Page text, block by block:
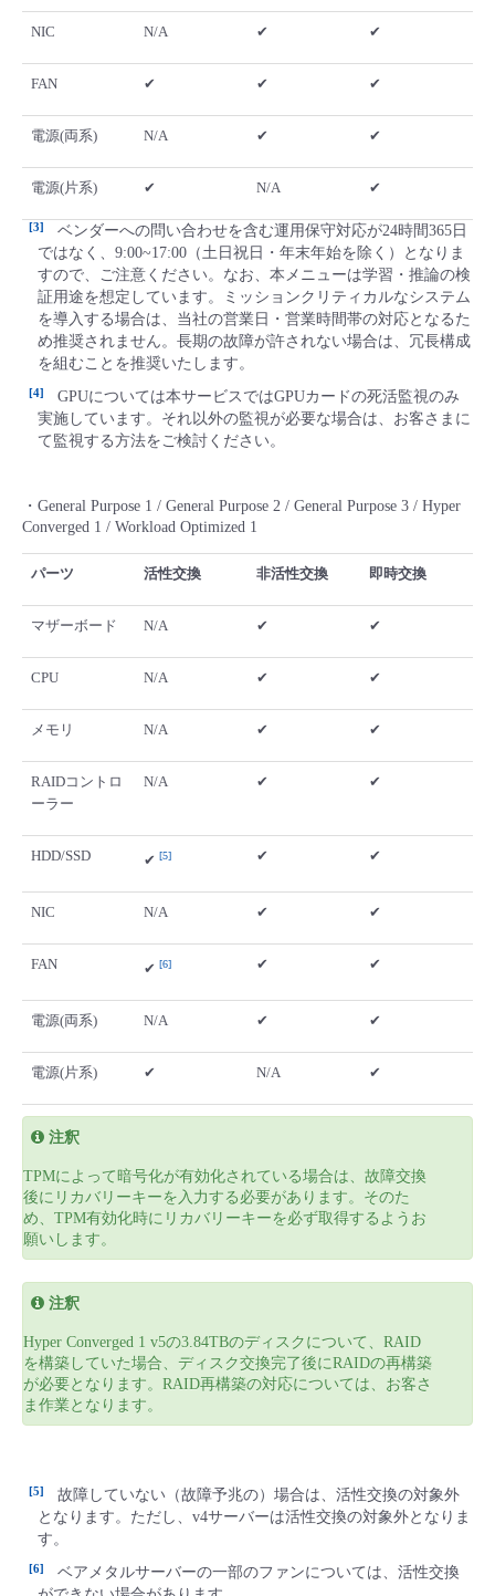
NIC N/A ✔ ✔
FAN ✔ ✔ ✔
電源(両系) N/A ✔ ✔
電源(片系) ✔ N/A ✔
3
ベンダーへの問い合わせを含む運用保守対応が24時間365日
ではなく、9:00~17:00（土日祝日・年末年始を除く）となりま
すので、ご注意ください。なお、本メニューは学習・推論の検
証用途を想定しています。ミッションクリティカルなシステム
を導入する場合は、当社の営業日・営業時間帯の対応となるた
め推奨されません。長期の故障が許されない場合は、冗長構成
を組むことを推奨いたします。
4
GPUについては本サービスではGPUカードの死活監視のみ
実施しています。それ以外の監視が必要な場合は、お客さまに
て監視する方法をご検討ください。
・General Purpose 1 / General Purpose 2 / General Purpose 3 / Hyper
Converged 1 / Workload Optimized 1
パーツ 活性交換 非活性交換 即時交換
マザーボード N/A ✔ ✔
CPU N/A ✔ ✔
メモリ N/A ✔ ✔
RAIDコントロ
ーラー
N/A ✔ ✔
HDD/SSD ✔ 5 ✔ ✔
NIC N/A ✔ ✔
FAN ✔ 6 ✔ ✔
電源(両系) N/A ✔ ✔
電源(片系) ✔ N/A ✔
注釈
TPMによって暗号化が有効化されている場合は、故障交換
後にリカバリーキーを入力する必要があります。そのた
め、TPM有効化時にリカバリーキーを必ず取得するようお
願いします。
注釈
Hyper Converged 1 v5の3.84TBのディスクについて、RAID
を構築していた場合、ディスク交換完了後にRAIDの再構築
が必要となります。RAID再構築の対応については、お客さ
ま作業となります。
5
故障していない（故障予兆の）場合は、活性交換の対象外
となります。ただし、v4サーバーは活性交換の対象外となりま
す。
6
ベアメタルサーバーの一部のファンについては、活性交換